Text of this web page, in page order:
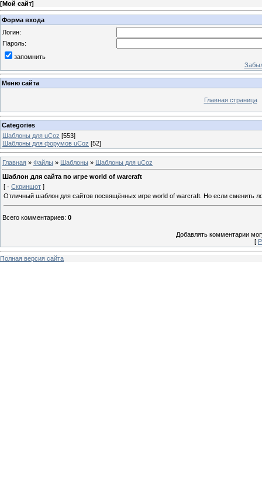
[Мой сайт]
Форма входа
Логин:
Пароль:
запомнить
Меню сайта
Главная страница
Categories
Шаблоны для uCoz [553]
Шаблоны для форумов uCoz [52]
Главная » Файлы » Шаблоны » Шаблоны для uCoz
Шаблон для сайта по игре world of warcraft
[ · Скриншот ]
Отличный шаблон для сайтов посвящённых игре world of warcraft. Но если сменить
Всего комментариев: 0
Добавлять комментарии
[
Полная версия сайта